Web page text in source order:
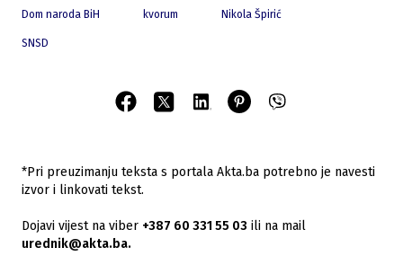
Dom naroda BiH kvorum Nikola Špirić
SNSD
*Pri preuzimanju teksta s portala Akta.ba potrebno je navesti
izvor i linkovati tekst.
Dojavi vijest na viber +387 60 331 55 03 ili na mail
urednik@akta.ba.